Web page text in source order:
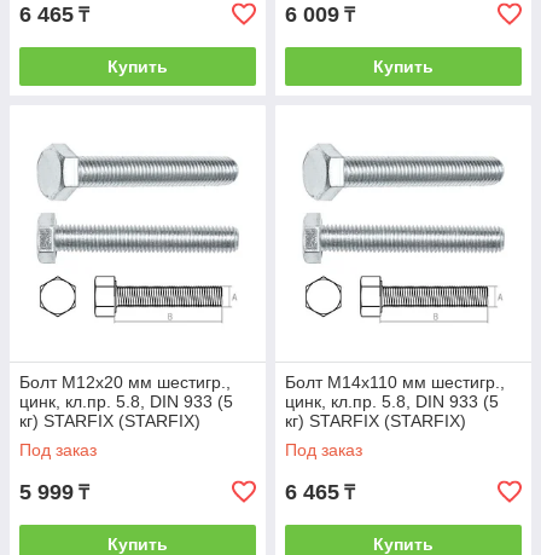
6 465 ₸
Купить
6 009 ₸
Купить
Болт М12х20 мм шестигр.,
цинк, кл.пр. 5.8, DIN 933 (5
кг) STARFIX (STARFIX)
(SMV1-19473-5)
Под заказ
5 999 ₸
Купить
Болт М14х110 мм шестигр.,
цинк, кл.пр. 5.8, DIN 933 (5
кг) STARFIX (STARFIX)
(SMV1-21563-5)
Под заказ
6 465 ₸
Купить